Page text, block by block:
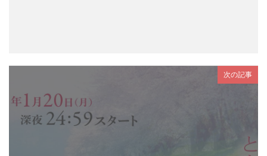
次の記事